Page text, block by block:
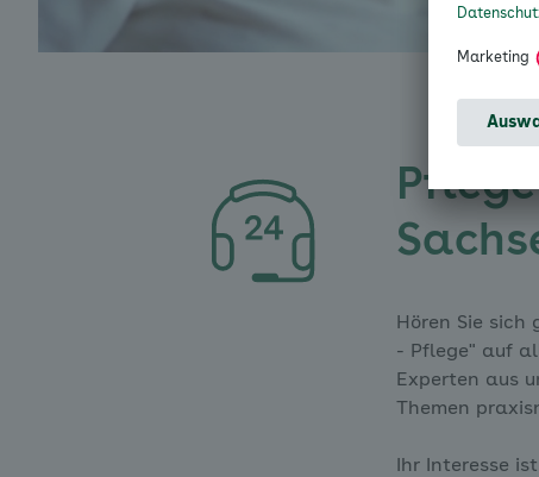
Hören Sie sich
- Pflege" auf
Experten aus
Themen
Ihr Interesse